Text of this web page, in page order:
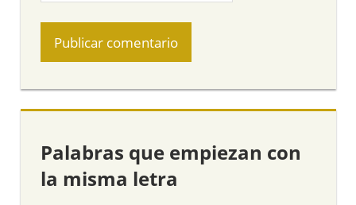
Palabras que empiezan con
la misma letra